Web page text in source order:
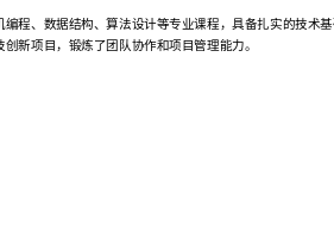
编程、数据结构、算法设计等专业课程，具备扎实的技术
新项目，锻炼了团队协作和项目管理能力。